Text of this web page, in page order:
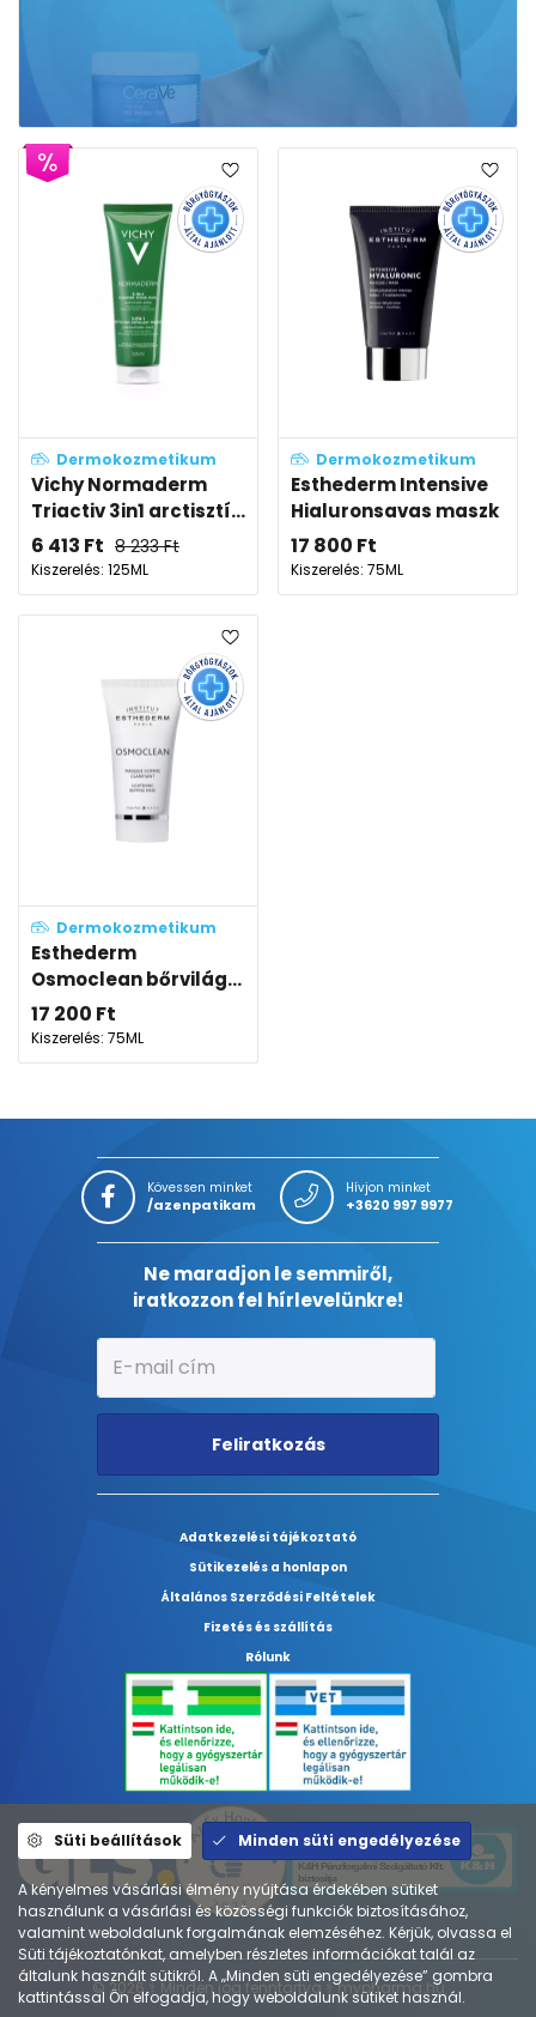
Dermokozmetikum
Vichy Normaderm
Triactiv 3in1 arctisztí...
6 413 Ft 8 233Ft
Kiszerelés: 125ML
Dermokozmetikum
Esthederm Intensive
Hialuronsavas maszk
17 800 Ft
Kiszerelés: 75ML
Dermokozmetikum
Esthederm
Osmoclean bőrvilág...
17 200 Ft
Kiszerelés: 75ML
Kövessen minket
/azenpatikam
Hívjon minket
+3620 997 9977
Ne maradjon le semmiről,
iratkozzon fel hírlevelünkre!
Feliratkozás
Adatkezelési tájékoztató
Sütikezelés a honlapon
Általános Szerződési Feltételek
Fizetés és szállítás
Rólunk
© 2026 ⚕︎ Minden jog fenntartva ⚕︎ mypharma.hu
Süti beállítások Minden süti engedélyezése
A kényelmes vásárlási élmény nyújtása érdekében sütiket
használunk a vásárlási és közösségi funkciók biztosításához,
valamint weboldalunk forgalmának elemzéséhez. Kérjük, olvassa el
Süti tájékoztatónkat, amelyben részletes információkat talál az
általunk használt sütikről. A „Minden süti engedélyezése” gombra
kattintással Ön elfogadja, hogy weboldalunk sütiket használ.